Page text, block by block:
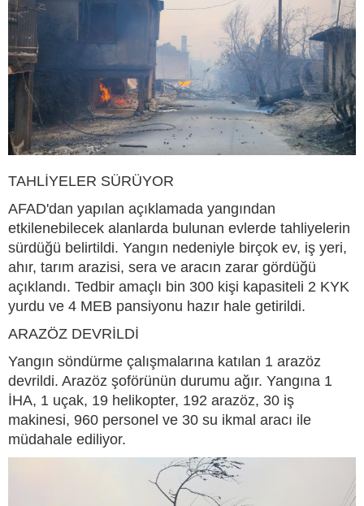
TAHLİYELER SÜRÜYOR
AFAD'dan yapılan açıklamada yangından
etkilenebilecek alanlarda bulunan evlerde tahliyelerin
sürdüğü belirtildi. Yangın nedeniyle birçok ev, iş yeri,
ahır, tarım arazisi, sera ve aracın zarar gördüğü
açıklandı. Tedbir amaçlı bin 300 kişi kapasiteli 2 KYK
yurdu ve 4 MEB pansiyonu hazır hale getirildi.
ARAZÖZ DEVRİLDİ
Yangın söndürme çalışmalarına katılan 1 arazöz
devrildi. Arazöz şoförünün durumu ağır. Yangına 1
İHA, 1 uçak, 19 helikopter, 192 arazöz, 30 iş
makinesi, 960 personel ve 30 su ikmal aracı ile
müdahale ediliyor.